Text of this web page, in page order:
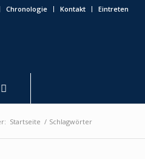
Chronologie Kontakt Eintreten
Startseite / Schlagwörter